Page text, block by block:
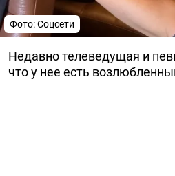
Фото: Соцсети
Недавно телеведущая и
что у нее есть